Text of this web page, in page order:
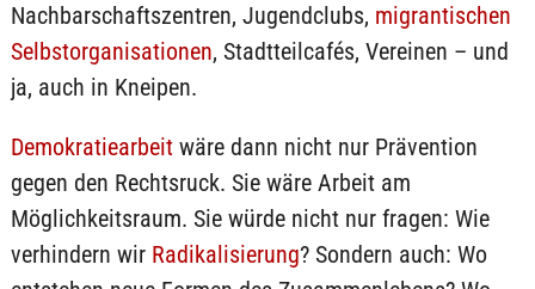
Nachbarschaftszentren, Jugendclubs, migrantischen
Selbstorganisationen, Stadtteilcafés, Vereinen – und
ja, auch in Kneipen.
Demokratiearbeitwäre dann nicht nur Prävention
gegen den Rechtsruck. Sie wäre Arbeit am
Möglichkeitsraum. Sie würde nicht nur fragen: Wie
verhindern wir Radikalisierung? Sondern auch: Wo